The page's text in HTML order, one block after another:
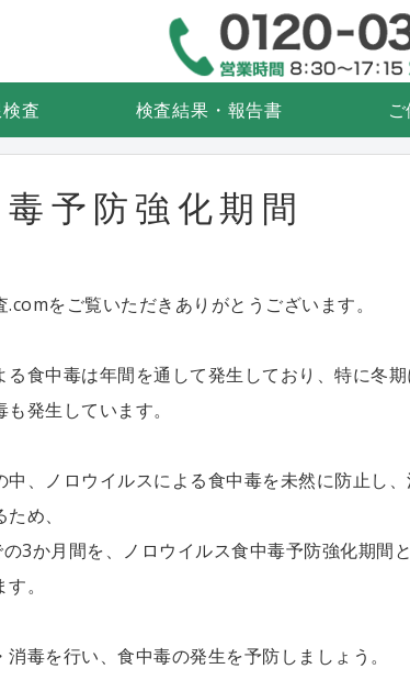
物検査なら微生物検査.com
査 検査結果・報告書
予防強化期間
をご覧いただきありがとうございます。
る食中毒は年間を通して発生しており、特に冬
発生しています。
中、ノロウイルスによる食中毒を未然に防止し
め、
3か月間を、ノロウイルス食中毒予防強化期間
。
毒を行い、食中毒の発生を予防しましょう。